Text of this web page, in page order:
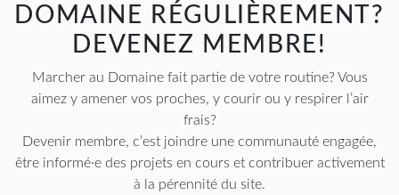
DOMAINE RÉGULIÈREMENT?
DEVENEZ MEMBRE!
Marcher au Domaine fait partie de votre routine? Vous
aimez y amener vos proches, y courir ou y respirer l’air
frais?
Devenir membre, c’est joindre une communauté engagée,
être informé·e des projets en cours et contribuer activement
à la pérennité du site.